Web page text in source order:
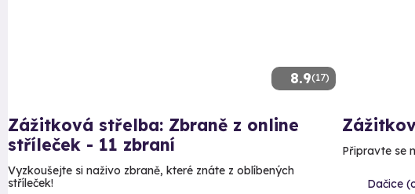
8.9(17)
Zážitková střelba: Zbraně z online
stříleček - 11 zbraní
Vyzkoušejte si naživo zbraně, které znáte z oblíbených
stříleček!
Připravte se
Dačice